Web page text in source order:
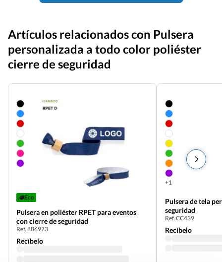
Artículos relacionados con Pulsera
personalizada a todo color poliéster
cierre de seguridad
Eco
Pulsera en poliéster RPET para eventos
con cierre de seguridad
Ref. 886973
Recíbelo
+1
Pulsera de tela
seguridad
Ref. CC439
Recíbelo